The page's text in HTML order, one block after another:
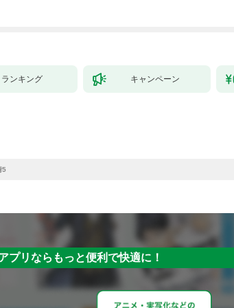
ランキング キャンペーン
5
プリならもっと便利で快適に！